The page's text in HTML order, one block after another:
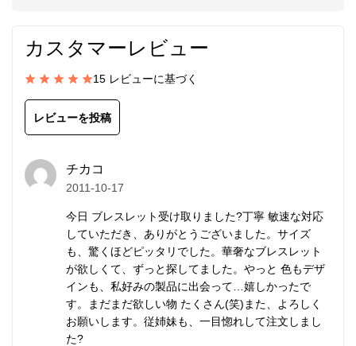
こんなに小さなビーズが手仕事から生み出されること
に驚嘆します。
きわめて細身で主張し過ぎず、優雅さを手首に加えま
す。
留め具
には、高品質なスターリングシルバー
ンの邪魔にならない小ぶりで控えめなものを選んでい
ワイヤーをかしめるストッパーには、アルジェンティ
ウムシルバー（SV940/アメリカ製）を現在採用して
います。
カスタマーレビュー
15 レビューに基づく
レビューを投稿
チカコ
2011-10-17
今日 ブレスレット受け取りました?丁寧 敏速な対応
していただき、ありがとうございました。サイズ
も、驚くほどピッタリでした。華奢なブレスレット
が欲しくて、ずっと探してました。やっと 色もデザ
インも、私好みの製品に出会って…嬉しかったで
す。まだまだ欲しい物 たくさん(笑)また、よろしく
お願いします。従姉妹も、一目惚れして注文しまし
た?